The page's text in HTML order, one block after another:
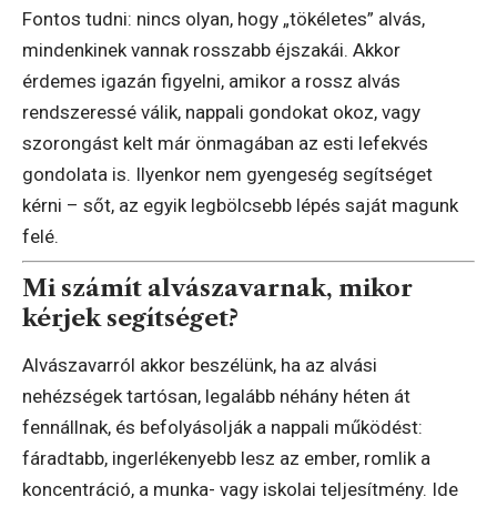
Fontos tudni: nincs olyan, hogy „tökéletes” alvás,
mindenkinek vannak rosszabb éjszakái. Akkor
érdemes igazán figyelni, amikor a rossz alvás
rendszeressé válik, nappali gondokat okoz, vagy
szorongást kelt már önmagában az esti lefekvés
gondolata is. Ilyenkor nem gyengeség segítséget
kérni – sőt, az egyik legbölcsebb lépés saját magunk
felé.
Mi számít alvászavarnak, mikor
kérjek segítséget?
Alvászavarról akkor beszélünk, ha az alvási
nehézségek tartósan, legalább néhány héten át
fennállnak, és befolyásolják a nappali működést:
fáradtabb, ingerlékenyebb lesz az ember, romlik a
koncentráció, a munka- vagy iskolai teljesítmény. Ide